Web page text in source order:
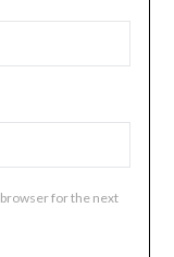
for the next